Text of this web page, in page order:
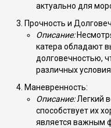
актуально для
Прочность и
Описание:
катера обладают
долговечностью,
различных
Маневренность:
Описание:Легкий
способствует их
является важным